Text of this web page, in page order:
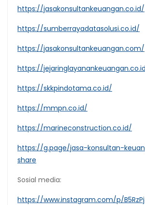
https://jasakonsultankeuangan.co.id/
https://sumberrayadatasolusi.co.id/
https://jasakonsultankeuangan.com/
https://
https://skkpindotama.co.id/
https://mmpn.co.id/
https://marineconstruction.co.id/
https://g.page/jasa-konsultan-
share
Sosial media:
https://www.instagram.com/p/